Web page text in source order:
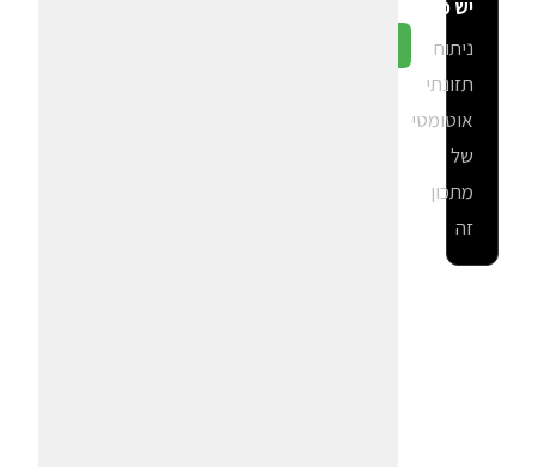
יש פה?
ניתוח
תזונתי
אוטומטי
של
מתכון
זה